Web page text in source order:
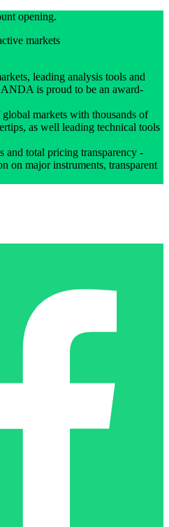
opening.
markets
leading analysis tools and
is proud to be an award-
markets with thousands of
as well leading technical tools
and total pricing transparency -
on major instruments, transparent